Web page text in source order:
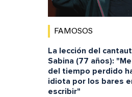
FAMOSOS
La lección del
Sabina (77 años):
del tiempo perdido
idiota por los bares
escribir"